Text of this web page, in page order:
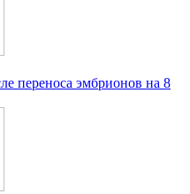
переноса эмбрионов на 8